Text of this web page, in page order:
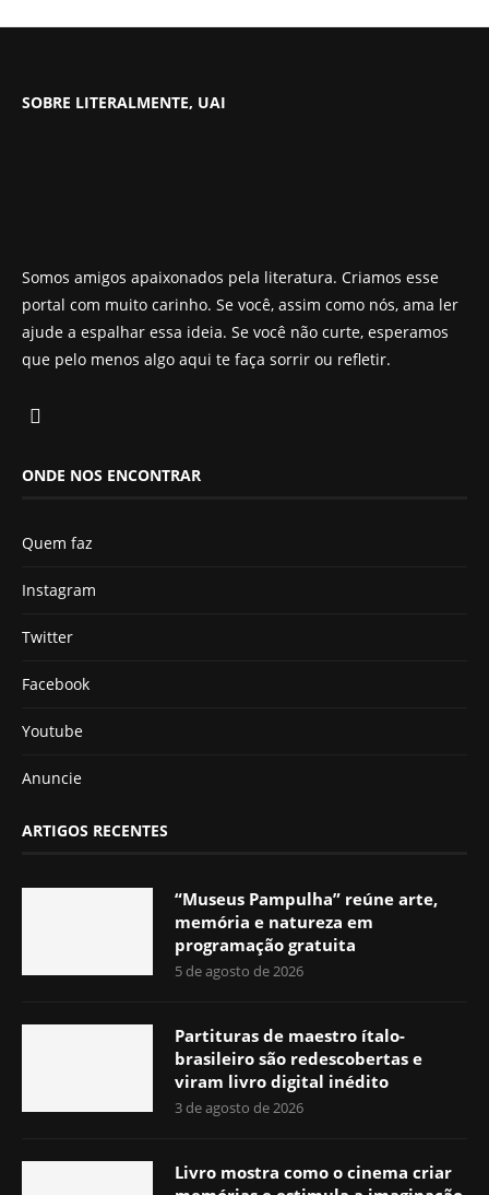
SOBRE LITERALMENTE, UAI
Somos amigos apaixonados pela literatura. Criamos esse
portal com muito carinho. Se você, assim como nós, ama ler
ajude a espalhar essa ideia. Se você não curte, esperamos
que pelo menos algo aqui te faça sorrir ou refletir.
ONDE NOS ENCONTRAR
Quem faz
Instagram
Twitter
Facebook
Youtube
Anuncie
ARTIGOS RECENTES
“Museus Pampulha” reúne arte,
memória e natureza em
programação gratuita
5 de agosto de 2026
Partituras de maestro ítalo-
brasileiro são redescobertas e
viram livro digital inédito
3 de agosto de 2026
Livro mostra como o cinema criar